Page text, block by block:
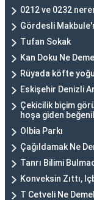
0212 ve 0232
Gördesli
Tufan Sokak
Kan Doku Ne
Rüyada köfte
Eskişehir Denizli
Çekicilik biçim
hoşa giden
Olbia Parkı
Çağıldamak Ne
Tanrı Bilimi
Konveksin Zıttı,
T Cetveli Ne